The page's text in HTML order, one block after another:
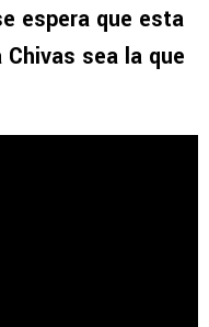
espera que esta
sea la que